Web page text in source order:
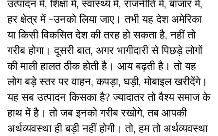
उत्पादन में, शिक्षा में, स्वास्थ्य में, राजनीति में, बाजार में,
हर क्षेत्र में -उनको लिया जाए। तभी यह देश अमेरिका
या किसी विकसित देश की तरह हो सकता है, नहीं तो
गरीब होगा। दूसरी बात, अगर भागीदारी से पिछड़े लोगों
की माली हालत ठीक होती है। आय बढ़ती है। तो यह
लोग बड़े स्तर पर वाहन, कपड़ा, घड़ी, मोबाइल खरीदेंगे।
यह सब उत्पादन किसका है? ज्यादातर तो वैश्य समाज के
हाथ में है। तो जब इनको गरीब रखोगे, तब आपकी
अर्थव्यवस्था ही बड़ी नहीं होगी। तो, हम तो अर्थव्यवस्था